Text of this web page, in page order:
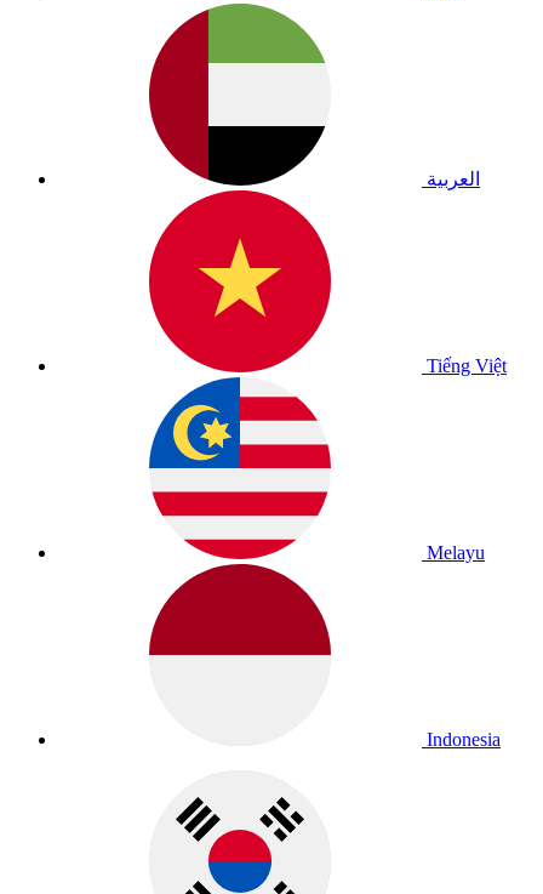
العربية
Tiếng Việt
Melayu
Indonesia